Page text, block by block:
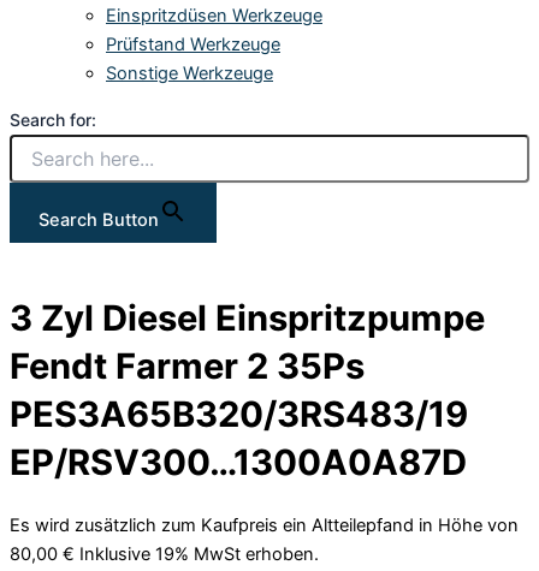
Einspritzdüsen Werkzeuge
Prüfstand Werkzeuge
Sonstige Werkzeuge
Search for:
Search Button
3 Zyl Diesel Einspritzpumpe
Fendt Farmer 2 35Ps
PES3A65B320/3RS483/19
EP/RSV300…1300A0A87D
Es wird zusätzlich zum Kaufpreis ein Altteilepfand in Höhe von
80,00 € Inklusive 19% MwSt erhoben.